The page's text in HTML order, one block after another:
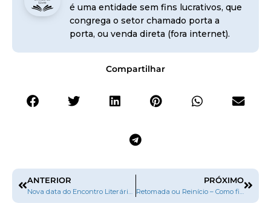
é uma entidade sem fins lucrativos, que
congrega o setor chamado porta a
porta, ou venda direta (fora internet).
Compartilhar
ANTERIOR PRÓXIMO